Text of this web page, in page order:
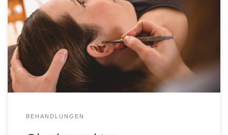
Reflexzonen können zur Diagnostik und Therapie
genutzt werden. Die Ohrakupunktur basiert auf der
chinesische Medizin und Erkenntnissen des französischen
Arztes Nogier. Dieser hat beschrieben, dass bestimmte
Körperregionen mit Reflexzonen am Ohr beeinflussbar
sind. Der Vorteil, […]
BEHANDLUNGEN